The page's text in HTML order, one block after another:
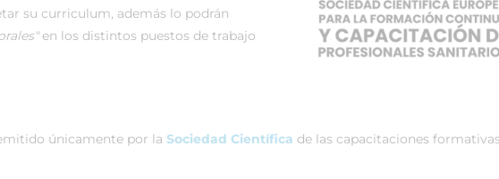
su curriculum, además lo podrán
en los distintos puestos de trabajo
únicamente por la Sociedad Científica de las capacitaciones